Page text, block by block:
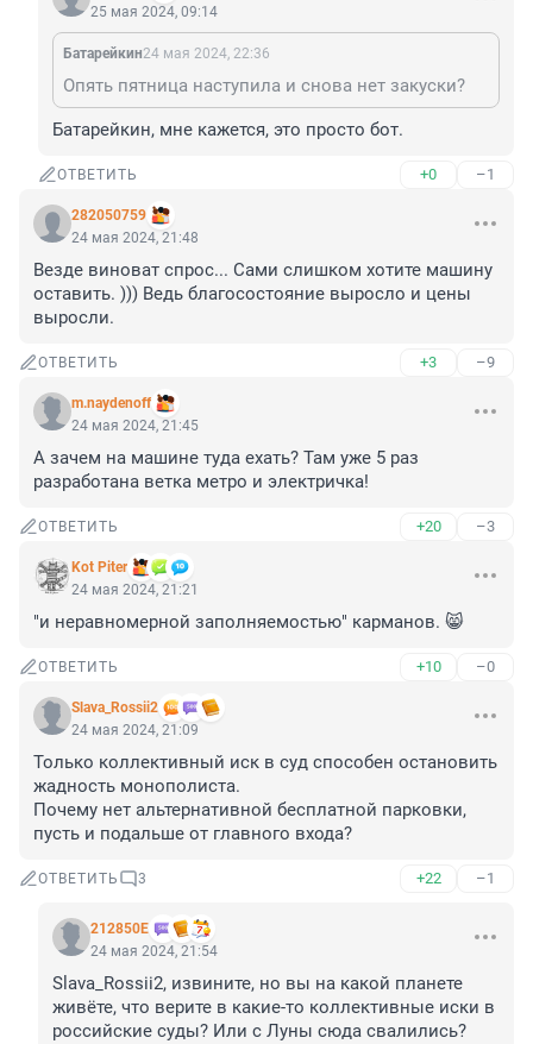
25 мая 2024, 09:14
Батарейкин24 мая 2024, 22:36
Опять пятница наступила и снова нет закуски?
Батарейкин, мне кажется, это просто бот.
ОТВЕТИТЬ +0 –1
282050759
24 мая 2024, 21:48
Везде виноват спрос... Сами слишком хотите машину
оставить. ))) Ведь благосостояние выросло и цены
выросли.
ОТВЕТИТЬ +3 –9
m.naydenoff
24 мая 2024, 21:45
А зачем на машине туда ехать? Там уже 5 раз
разработана ветка метро и электричка!
ОТВЕТИТЬ +20 –3
Kot Piter
24 мая 2024, 21:21
"и неравномерной заполняемостью" карманов. 😸
ОТВЕТИТЬ +10 –0
Slava_Rossii2
24 мая 2024, 21:09
Только коллективный иск в суд способен остановить
жадность монополиста.
Почему нет альтернативной бесплатной парковки,
пусть и подальше от главного входа?
ОТВЕТИТЬ 3 +22 –1
212850Е
24 мая 2024, 21:54
Slava_Rossii2, извините, но вы на какой планете
живёте, что верите в какие-то коллективные иски в
российские суды? Или с Луны сюда свалились?